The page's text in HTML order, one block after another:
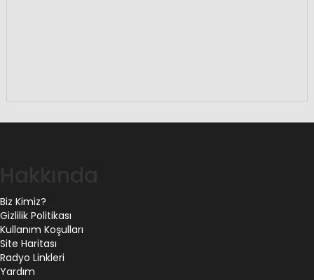
Biz Kimiz?
Gizlilik Politikası
Kullanım Koşulları
Site Haritası
Radyo Linkleri
Yardım